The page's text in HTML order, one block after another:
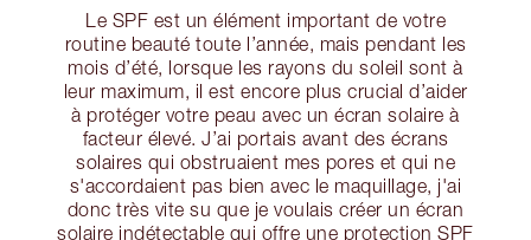
Le SPF est un élément important de votre
routine beauté toute l’année, mais pendant les
mois d’été, lorsque les rayons du soleil sont à
leur maximum, il est encore plus crucial d’aider
à protéger votre peau avec un écran solaire à
facteur élevé. J’ai portais avant des écrans
solaires qui obstruaient mes pores et qui ne
s'accordaient pas bien avec le maquillage, j'ai
donc très vite su que je voulais créer un écran
solaire indétectable qui offre une protection SPF